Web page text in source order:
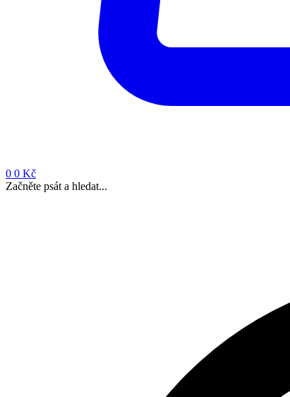
0 0 Kč
Začněte psát a hledat...